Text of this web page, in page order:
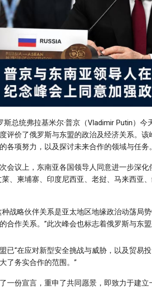
斯总统弗拉基米尔·普京（Vladimir Putin）
评价了俄罗斯与东盟的政治及经济关系。
各项努力，以及探讨未来合作的领域与任务。
会议上，东南亚各国领导人同意进一步深化
莱、柬埔寨、印度尼西亚、老挝、马来西亚
战略伙伴关系是亚太地区地缘政治动荡局
合作关系。”此次峰会也标志着俄罗斯与东盟
已“在应对新型安全挑战与威胁，以及贸易
了务实合作的范围。”
一份宣言，重申了共同愿景，即致力于建